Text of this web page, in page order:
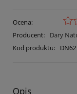
Ocena:
Producent:
Dary
Kod produktu:
Opis